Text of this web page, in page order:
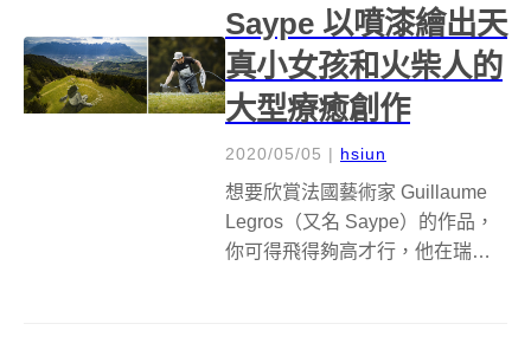
Saype 以噴漆繪出天
真小女孩和火柴人的
大型療癒創作
2020/05/05 | hsiun
想要欣賞法國藝術家 Guillaume
Legros（又名 Saype）的作品，
你可得飛得夠高才行，他在瑞士